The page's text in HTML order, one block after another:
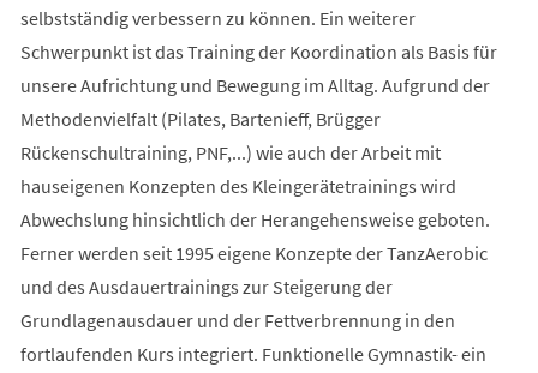
selbstständig verbessern zu können. Ein weiterer
Schwerpunkt ist das Training der Koordination als Basis für
unsere Aufrichtung und Bewegung im Alltag. Aufgrund der
Methodenvielfalt (Pilates, Bartenieff, Brügger
Rückenschultraining, PNF,...) wie auch der Arbeit mit
hauseigenen Konzepten des Kleingerätetrainings wird
Abwechslung hinsichtlich der Herangehensweise geboten.
Ferner werden seit 1995 eigene Konzepte der TanzAerobic
und des Ausdauertrainings zur Steigerung der
Grundlagenausdauer und der Fettverbrennung in den
fortlaufenden Kurs integriert. Funktionelle Gymnastik- ein